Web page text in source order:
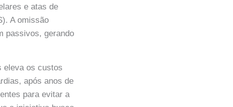
e atas de
A omissão
passivos, gerando
eleva os custos
após anos de
para evitar a